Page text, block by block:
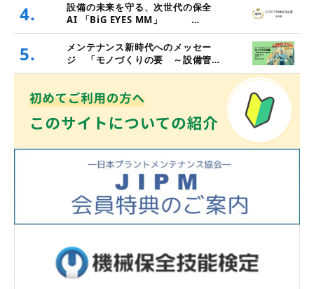
4.
設備の未来を守る、次世代の保全
AI 「BiG EYES MM」
（2025年度TPM優秀商品賞 実効
賞受賞）
5.
メンテナンス新時代へのメッセー
ジ 「モノづくりの要 ～設備管
理・保全と価値創造～」